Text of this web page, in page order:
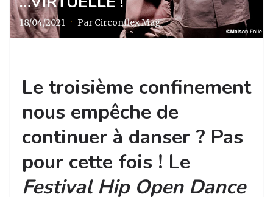
18/04/2021 · Par Circonflex Mag
Le troisième confinement
nous empêche de
continuer à danser ? Pas
pour cette fois ! Le
Festival Hip Open Dance